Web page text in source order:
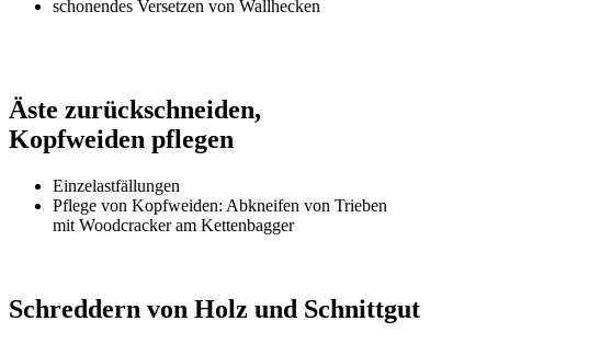
schonendes Versetzen von Wallhecken
Äste zurückschneiden,
Kopfweiden pflegen
Einzelastfällungen
Pflege von Kopfweiden: Abkneifen von Trieben
mit Woodcracker am Kettenbagger
Schreddern von Holz und Schnittgut